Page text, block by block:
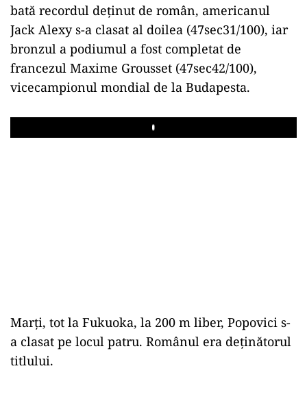
bată recordul deținut de român, americanul
Jack Alexy s-a clasat al doilea (47sec31/100), iar
bronzul a podiumul a fost completat de
francezul Maxime Grousset (47sec42/100),
vicecampionul mondial de la Budapesta.
Play
Marți, tot la Fukuoka, la 200 m liber, Popovici s-
a clasat pe locul patru. Românul era deţinătorul
titlului.